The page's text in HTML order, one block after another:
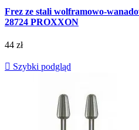
Frez ze stali wolframowo-
28724 PROXXON
44 zł
 Szybki podgląd